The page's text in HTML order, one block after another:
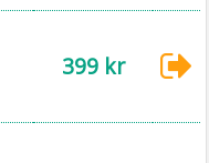
399 kr